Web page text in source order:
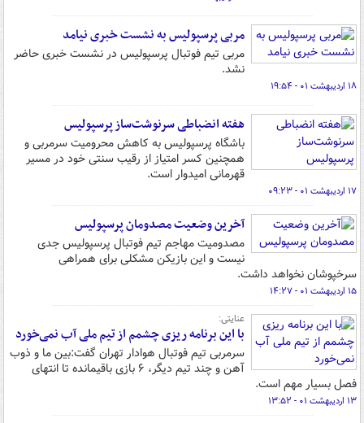
مربی پرسپولیس به نشست خبری نیامد
مربی تیم فوتبال پرسپولیس در نشست خبری حاضر
نشد.
۱۸ اردیبهشت ۰۱ - ۱۹:۵۴
هفته انضباطی سرنوشت‌ساز پرسپولیس
باشگاه پرسپولیس به کاهش محرومیت سرمربی و
همچنین کسر امتیاز از رقیب سنتی خود در مسیر
قهرمانی امیدوار است.
۱۷ اردیبهشت ۰۱ - ۰۹:۲۳
آخرین وضعیت مصدومان پرسپولیس
مصدومیت مهاجم تیم فوتبال پرسپولیس جدی
نیست و این بازیکن مشکلی برای همراهی
سرخپوشان نخواهد داشت.
۱۵ اردیبهشت ۰۱ - ۱۴:۲۷
عنایتی:
با این برنامه ریزی چشمم از تیم ملی آب نمی‌خورد
سرمربی تیم فوتبال هوادار تهران گفت:بین ما و ذوب
آهن و چند تیم دیگر، ۶ بازی باقیمانده تا انتهای
فصل بسیار مهم است.
۱۳ اردیبهشت ۰۱ - ۱۳:۵۲